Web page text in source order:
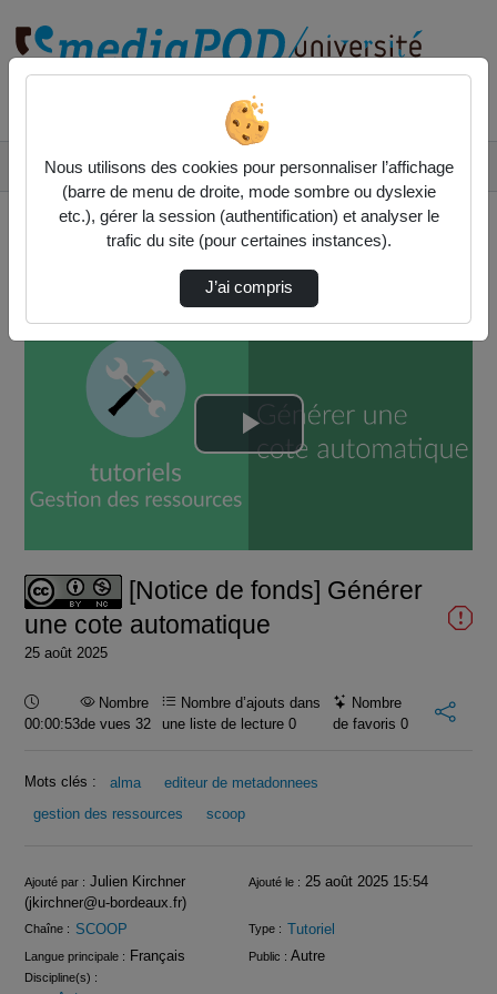
[Notice de fonds] Générer une cote automatiq…
Lire
vidéo
[Notice de fonds] Générer
une cote automatique
25 août 2025
Durée :
00:00:53
Nombre
de vues 32
Nombre d’ajouts dans
une liste de lecture0
Nombre
de favoris 0
Mots clés : alma
editeur de metadonnees
gestion des ressources
scoop
Infos
Ajouté par : Julien Kirchner
(jkirchner@u-bordeaux.fr)
Ajouté le : 25 août 2025 15:54
Chaîne : SCOOP Type : Tutoriel
Langue principale : Français Public : Autre
Discipline(s) :
Nous utilisons des cookies pour personnaliser l’affichage
(barre de menu de droite, mode sombre ou dyslexie
etc.), gérer la session (authentification) et analyser le
trafic du site (pour certaines instances).
J’ai compris